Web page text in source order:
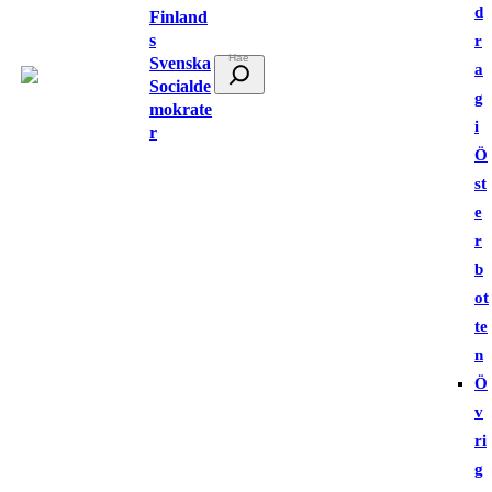
Finland
s
Svenska
Socialde
mokrate
r
ö
d
r
a
g
i
Ö
st
e
r
b
ot
te
n
Ö
v
ri
g